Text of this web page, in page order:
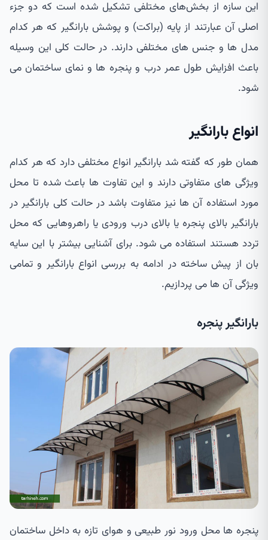
این سازه از بخش‌های مختلفی تشکیل شده است که دو جزء
اصلی آن عبارتند از پایه (براکت) و پوشش بارانگیر که هر کدام
مدل ها و جنس های مختلفی دارند. در حالت کلی این وسیله
باعث افزایش طول عمر درب و پنجره ها و نمای ساختمان می
شود.
انواع بارانگیر
همان طور که گفته شد بارانگیر انواع مختلفی دارد که هر کدام
ویژگی های متفاوتی دارند و این تفاوت ها باعث شده تا محل
مورد استفاده آن ها نیز متفاوت باشد در حالت کلی بارانگیر در
بارانگیر بالای پنجره یا بالای درب ورودی یا راهروهایی که محل
تردد هستند استفاده می شود. برای آشنایی بیشتر با این سایه
بان از پیش ساخته در ادامه به بررسی انواع بارانگیر و تمامی
ویژگی آن ها می پردازیم.
بارانگیر پنجره
پنجره ها محل ورود نور طبیعی و هوای تازه به داخل ساختمان